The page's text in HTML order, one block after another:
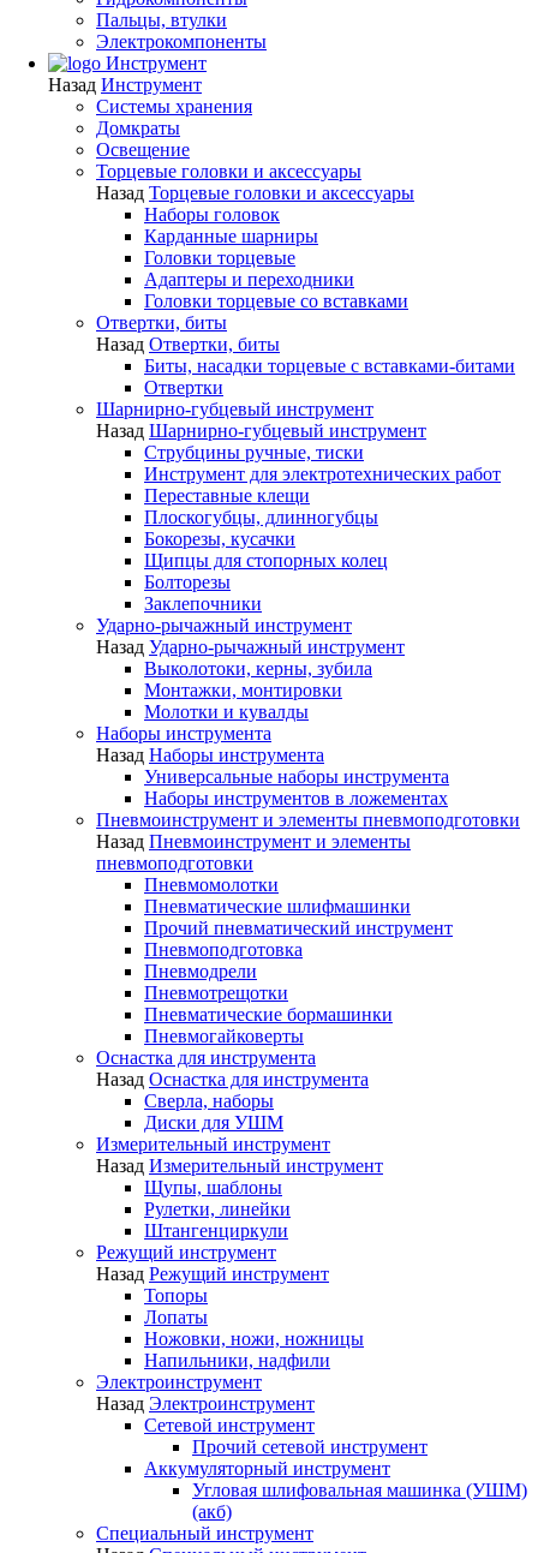
Пальцы, втулки
Электрокомпоненты
Инструмент
Назад Инструмент
Системы хранения
Домкраты
Освещение
Торцевые головки и аксессуары
Назад Торцевые головки и аксессуары
Наборы головок
Карданные шарниры
Головки торцевые
Адаптеры и переходники
Головки торцевые со вставками
Отвертки, биты
Назад Отвертки, биты
Биты, насадки торцевые с вставками-битами
Отвертки
Шарнирно-губцевый инструмент
Назад Шарнирно-губцевый инструмент
Струбцины ручные, тиски
Инструмент для электротехнических работ
Переставные клещи
Плоскогубцы, длинногубцы
Бокорезы, кусачки
Щипцы для стопорных колец
Болторезы
Заклепочники
Ударно-рычажный инструмент
Назад Ударно-рычажный инструмент
Выколотоки, керны, зубила
Монтажки, монтировки
Молотки и кувалды
Наборы инструмента
Назад Наборы инструмента
Универсальные наборы инструмента
Наборы инструментов в ложементах
Пневмоинструмент и элементы пневмоподготовки
Назад Пневмоинструмент и элементы
пневмоподготовки
Пневмомолотки
Пневматические шлифмашинки
Прочий пневматический инструмент
Пневмоподготовка
Пневмодрели
Пневмотрещотки
Пневматические бормашинки
Пневмогайковерты
Оснастка для инструмента
Назад Оснастка для инструмента
Сверла, наборы
Диски для УШМ
Измерительный инструмент
Назад Измерительный инструмент
Щупы, шаблоны
Рулетки, линейки
Штангенциркули
Режущий инструмент
Назад Режущий инструмент
Топоры
Лопаты
Ножовки, ножи, ножницы
Напильники, надфили
Электроинструмент
Назад Электроинструмент
Сетевой инструмент
Прочий сетевой инструмент
Аккумуляторный инструмент
Угловая шлифовальная машинка (УШМ)
(акб)
Специальный инструмент